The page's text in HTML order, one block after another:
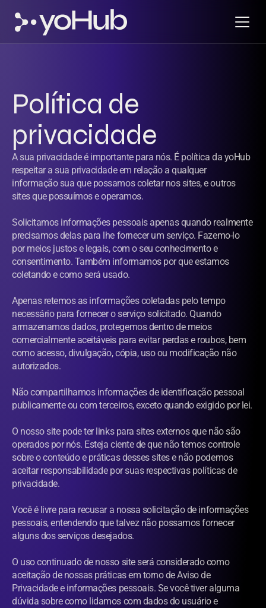
Política de
privacidade
A sua privacidade é importante para nós. É política da yoHub
respeitar a sua privacidade em relação a qualquer
informação sua que possamos coletar nos sites, e outros
sites que possuímos e operamos.
Solicitamos informações pessoais apenas quando realmente
precisamos delas para lhe fornecer um serviço. Fazemo-lo
por meios justos e legais, com o seu conhecimento e
consentimento. Também informamos por que estamos
coletando e como será usado.
Apenas retemos as informações coletadas pelo tempo
necessário para fornecer o serviço solicitado. Quando
armazenamos dados, protegemos dentro de meios
comercialmente aceitáveis para evitar perdas e roubos, bem
como acesso, divulgação, cópia, uso ou modificação não
autorizados.
Não compartilhamos informações de identificação pessoal
publicamente ou com terceiros, exceto quando exigido por lei.
O nosso site pode ter links para sites externos que não são
operados por nós. Esteja ciente de que não temos controle
sobre o conteúdo e práticas desses sites e não podemos
aceitar responsabilidade por suas respectivas políticas de
privacidade.
Você é livre para recusar a nossa solicitação de informações
pessoais, entendendo que talvez não possamos fornecer
alguns dos serviços desejados.
O uso continuado de nosso site será considerado como
aceitação de nossas práticas em torno de Aviso de
Privacidade e informações pessoais. Se você tiver alguma
dúvida sobre como lidamos com dados do usuário e